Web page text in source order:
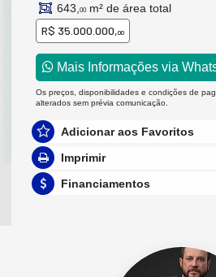
643, 00 m² de área total
R$ 35.000.000,00
Mais Informações via
Os preços, disponibilidades e condições de
alterados sem prévia comunicação.
Adicionar aos Favoritos
Imprimir
Financiamentos